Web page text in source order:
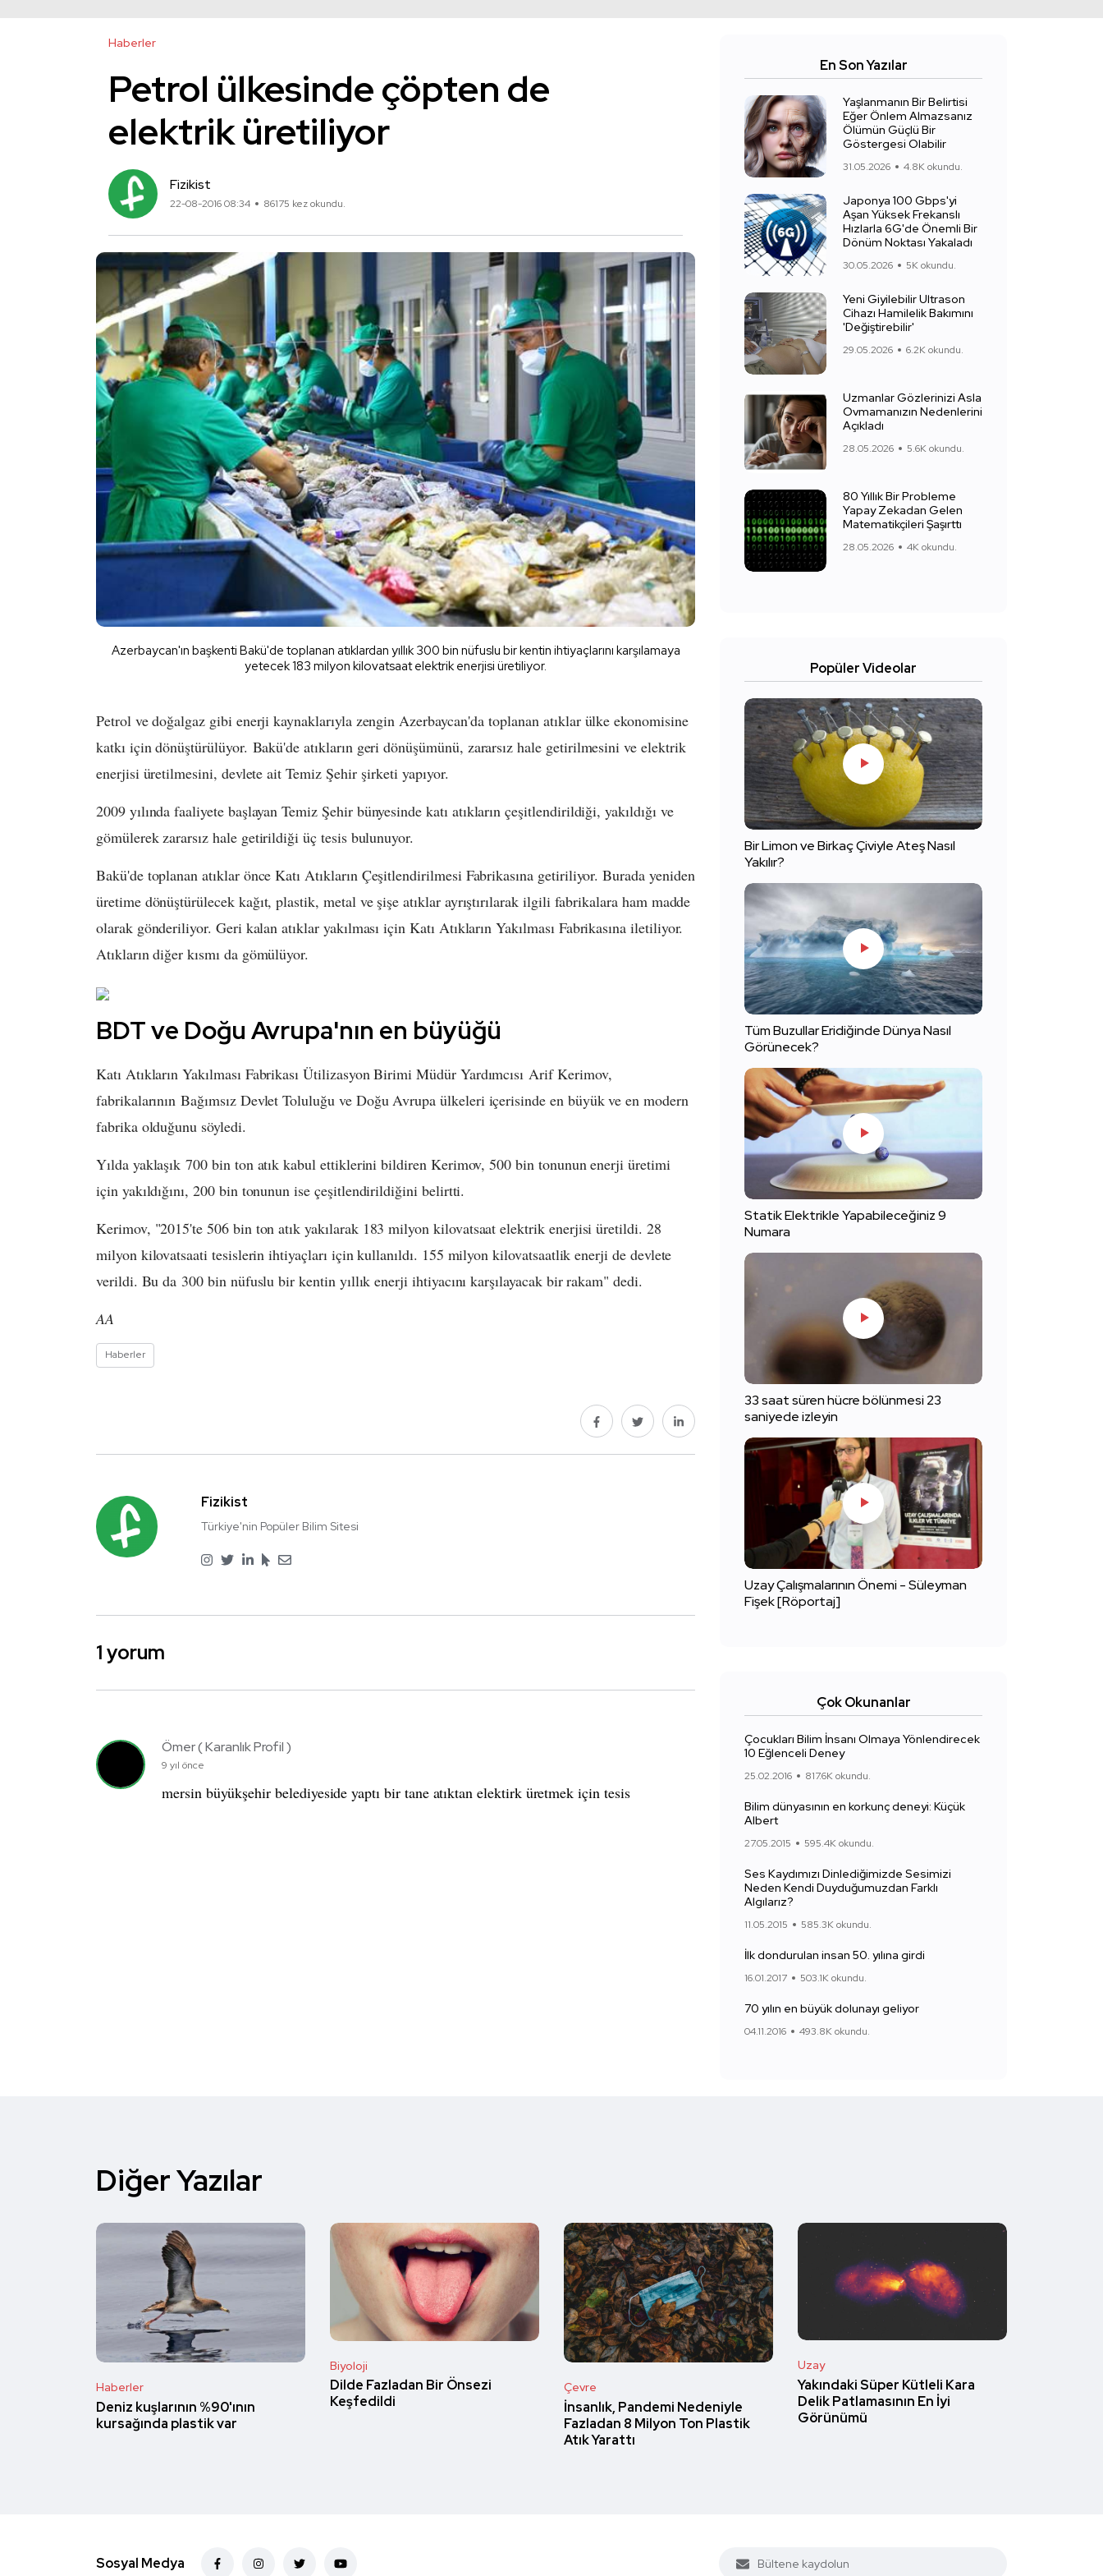
Haberler
Petrol ülkesinde çöpten de
elektrik üretiliyor
Fizikist
22-08-2016 08:34 86175 kez okundu.
Azerbaycan'ın başkenti Bakü'de toplanan atıklardan yıllık 300 bin nüfuslu bir kentin ihtiyaçlarını karşılamaya
yetecek 183 milyon kilovatsaat elektrik enerjisi üretiliyor.
Petrol ve doğalgaz gibi enerji kaynaklarıyla zengin Azerbaycan'da toplanan atıklar ülke ekonomisine
katkı için dönüştürülüyor. Bakü'de atıkların geri dönüşümünü, zararsız hale getirilmesini ve elektrik
enerjisi üretilmesini, devlete ait Temiz Şehir şirketi yapıyor.
2009 yılında faaliyete başlayan Temiz Şehir bünyesinde katı atıkların çeşitlendirildiği, yakıldığı ve
gömülerek zararsız hale getirildiği üç tesis bulunuyor.
Bakü'de toplanan atıklar önce Katı Atıkların Çeşitlendirilmesi Fabrikasına getiriliyor. Burada yeniden
üretime dönüştürülecek kağıt, plastik, metal ve şişe atıklar ayrıştırılarak ilgili fabrikalara ham madde
olarak gönderiliyor. Geri kalan atıklar yakılması için Katı Atıkların Yakılması Fabrikasına iletiliyor.
Atıkların diğer kısmı da gömülüyor.
BDT ve Doğu Avrupa'nın en büyüğü
Katı Atıkların Yakılması Fabrikası Ütilizasyon Birimi Müdür Yardımcısı Arif Kerimov,
fabrikalarının Bağımsız Devlet Toluluğu ve Doğu Avrupa ülkeleri içerisinde en büyük ve en modern
fabrika olduğunu söyledi.
Yılda yaklaşık 700 bin ton atık kabul ettiklerini bildiren Kerimov, 500 bin tonunun enerji üretimi
için yakıldığını, 200 bin tonunun ise çeşitlendirildiğini belirtti.
Kerimov, "2015'te 506 bin ton atık yakılarak 183 milyon kilovatsaat elektrik enerjisi üretildi. 28
milyon kilovatsaati tesislerin ihtiyaçları için kullanıldı. 155 milyon kilovatsaatlik enerji de devlete
verildi. Bu da 300 bin nüfuslu bir kentin yıllık enerji ihtiyacını karşılayacak bir rakam" dedi.
AA
Haberler
Fizikist
Türkiye'nin Popüler Bilim Sitesi
1 yorum
Ömer ( Karanlık Profil )
9 yıl önce
mersin büyükşehir belediyeside yaptı bir tane atıktan elektirk üretmek için tesis
En Son Yazılar
Yaşlanmanın Bir Belirtisi
Eğer Önlem Almazsanız
Ölümün Güçlü Bir
Göstergesi Olabilir
31.05.2026 4.8K okundu.
Japonya 100 Gbps'yi
Aşan Yüksek Frekanslı
Hızlarla 6G'de Önemli Bir
Dönüm Noktası Yakaladı
30.05.2026 5K okundu.
Yeni Giyilebilir Ultrason
Cihazı Hamilelik Bakımını
'Değiştirebilir'
29.05.2026 6.2K okundu.
Uzmanlar Gözlerinizi Asla
Ovmamanızın Nedenlerini
Açıkladı
28.05.2026 5.6K okundu.
80 Yıllık Bir Probleme
Yapay Zekadan Gelen
Matematikçileri Şaşırttı
28.05.2026 4K okundu.
Popüler Videolar
Bir Limon ve Birkaç Çiviyle Ateş Nasıl
Yakılır?
Tüm Buzullar Eridiğinde Dünya Nasıl
Görünecek?
Statik Elektrikle Yapabileceğiniz 9
Numara
33 saat süren hücre bölünmesi 23
saniyede izleyin
Uzay Çalışmalarının Önemi - Süleyman
Fişek [Röportaj]
Çok Okunanlar
Çocukları Bilim İnsanı Olmaya Yönlendirecek
10 Eğlenceli Deney
25.02.2016 817.6K okundu.
Bilim dünyasının en korkunç deneyi: Küçük
Albert
27.05.2015 595.4K okundu.
Ses Kaydımızı Dinlediğimizde Sesimizi
Neden Kendi Duyduğumuzdan Farklı
Algılarız?
11.05.2015 585.3K okundu.
İlk dondurulan insan 50. yılına girdi
16.01.2017 503.1K okundu.
70 yılın en büyük dolunayı geliyor
04.11.2016 493.8K okundu.
Diğer Yazılar
Haberler
Deniz kuşlarının %90'ının
kursağında plastik var
Biyoloji
Dilde Fazladan Bir Önsezi
Keşfedildi
Çevre
İnsanlık, Pandemi Nedeniyle
Fazladan 8 Milyon Ton Plastik
Atık Yarattı
Uzay
Yakındaki Süper Kütleli Kara
Delik Patlamasının En İyi
Görünümü
Sosyal Medya